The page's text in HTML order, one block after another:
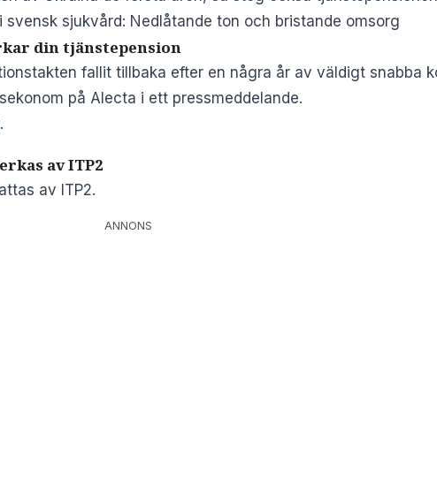
svensk sjukvård: Nedlåtande ton och bristande omsorg
din tjänstepension
fallit tillbaka efter en några år av väldigt snabba
på Alecta i ett pressmeddelande.
.
av ITP2
av ITP2.
ANNONS